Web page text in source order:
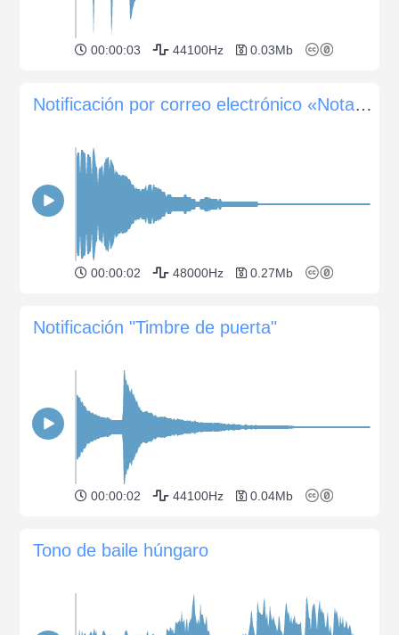
00:00:03 44100Hz 0.03Mb
Notificación por correo electrónico «Nota amable»
00:00:02 48000Hz 0.27Mb
Notificación "Timbre de puerta"
00:00:02 44100Hz 0.04Mb
Tono de baile húngaro